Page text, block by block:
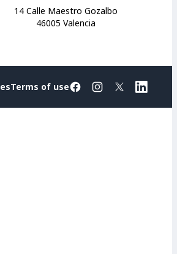
14 Calle Maestro Gozalbo
46005 Valencia
Terms of use